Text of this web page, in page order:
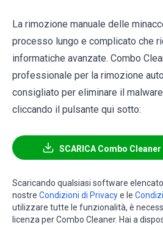
La rimozione manuale delle
processo lungo e complicato che
informatiche avanzate. Combo
professionale per la rimozione
consigliato per eliminare il
cliccando il pulsante qui sotto:
SCARICA Combo
Scaricando qualsiasi software
nostre Condizioni di Privacye le
utilizzare tutte le funzionalità, è
licenza per Combo Cleaner. Hai a